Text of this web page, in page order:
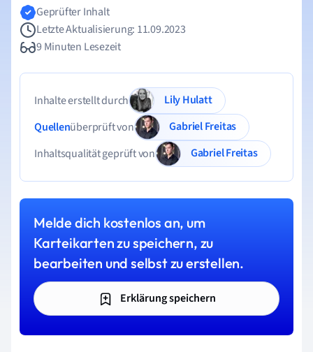
Geprüfter Inhalt
Letzte Aktualisierung: 11.09.2023
9 Minuten Lesezeit
Inhalte erstellt durch
Lily Hulatt
Quellenüberprüft von
Gabriel Freitas
Inhaltsqualität geprüft von
Gabriel Freitas
Melde dich kostenlos an, um
Karteikarten zu speichern, zu
bearbeiten und selbst zu erstellen.
Erklärung speichern